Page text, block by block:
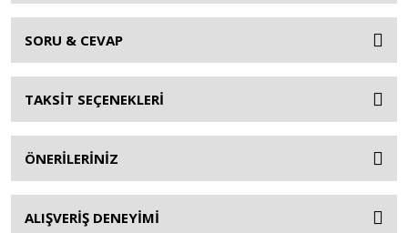
SORU & CEVAP
TAKSİT SEÇENEKLERİ
ÖNERİLERİNİZ
ALIŞVERİŞ DENEYİMİ